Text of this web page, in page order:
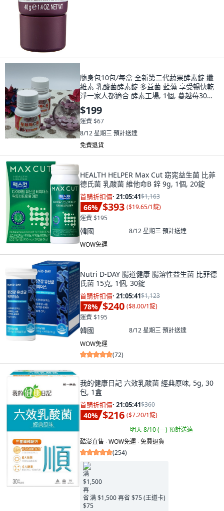
隨身包10包/每盒 全新第二代蔬果酵素錠 纖
維素 乳酸菌酵素錠 多益菌 藍藻 享受暢快乾
淨一家人都適合 酵素工場, 1個, 蔓越莓30錠2
瓶
$199
運費 $67
8/12 星期三預計送達
免費退貨
HEALTH HELPER Max Cut 窈窕益生菌 比菲
德氏菌 乳酸菌 維他命B 鋅 9g, 1個, 20錠
首購折扣價· 21:05:40$1,163
66% $393 ($19.65/1錠)
運費 $195
韓國 8/12 星期三預計送達
WOW免運
Nutri D-DAY 腸道健康 腸溶性益生菌 比菲德
氏菌 15克, 1個, 30錠
首購折扣價· 21:05:40$1,123
78% $240 ($8.00/1錠)
運費 $195
韓國 8/12 星期三預計送達
WOW免運
(72)
我的健康日記 六效乳酸菌 經典原味, 5g, 30
包, 1盒
首購折扣價· 21:05:40$360
40% $216 ($7.20/1錠)
明天 8/10 (一)預計送達
酷澎直售 ∙ WOW免運 ∙ 免費退貨
(254)
满 $1,500 再省 $75 (王道卡)